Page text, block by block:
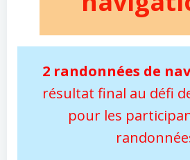
2 randonnées de
résultat final au défi
pour les